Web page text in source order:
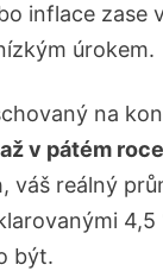
inflace zase
úrokem.
na
v pátém
váš reálný
4,5
být.